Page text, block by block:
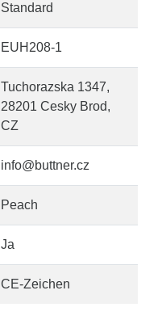
Standard
EUH208-1
Tuchorazska 1347,
28201 Cesky Brod,
CZ
info@buttner.cz
Peach
Ja
CE-Zeichen